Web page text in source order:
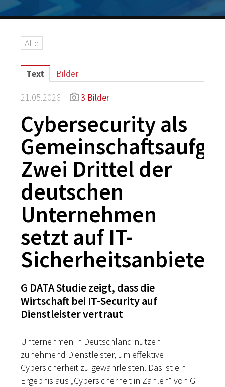
Logos
IT-Security
G DATA Campus
Kontakt
Alle
Text Bilder
21.05.2026 | 3 Bilder
Cybersecurity als
Zwei Drittel der
deutschen
Unternehmen
setzt auf IT-
Sicherheitsanbieter
G DATA Studie zeigt, dass die
Wirtschaft bei IT-Security auf
Dienstleister vertraut
Unternehmen in Deutschland nutzen
zunehmend Dienstleister, um effektive
Cybersicherheit zu gewährleisten. Das ist ein
Ergebnis aus „Cybersicherheit in Zahlen“ von G